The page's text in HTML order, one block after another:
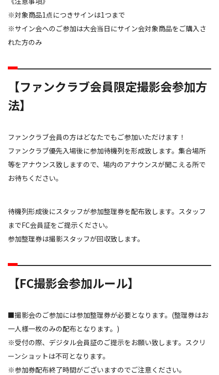
※対象商品1点につきサインは1つまで
※サイン会へのご参加は大会当日にサイン会対象商品をご購入さ
れた方のみ
【ファンクラブ会員限定撮影会参加方
法】
ファンクラブ会員の方はどなたでもご参加いただけます！
ファンクラブ優先入場後に参加待機列を形成致します。集合場所
等をアナウンス致しますので、場内のアナウンスが聞こえる所で
お待ちください。
待機列形成後にスタッフが参加整理券を配布致します。スタッフ
までFC会員証をご提示ください。
参加整理券は撮影スタッフが回収致します。
【FC撮影会参加ルール】
■撮影会のご参加には参加整理券が必要となります。(整理券はお
一人様一枚のみの配布となります。)
※受付の際、デジタル会員証のご提示をお願い致します。スクリ
ーンショットは不可となります。
※参加券配布終了時間がございますのでご注意ください。